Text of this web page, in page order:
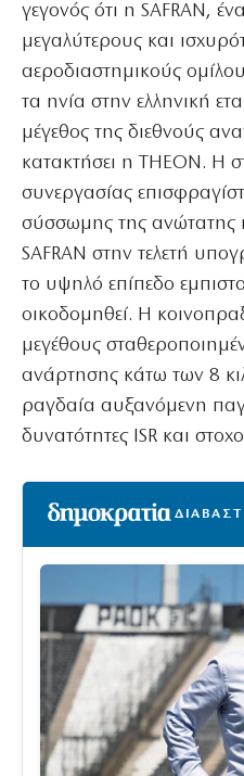
γεγονός ότι η SAFRAN,
μεγαλύτερους και
αεροδιαστημικούς
τα ηνία στην ελληνική
μέγεθος της διεθνούς
κατακτήσει η THEON. Η
συνεργασίας
σύσσωμης της ανώτατης
SAFRAN στην τελετή
το υψηλό επίπεδο
οικοδομηθεί. Η
μεγέθους
ανάρτησης κάτω των 8
ραγδαία αυξανόμενη
δυνατότητες ISR και